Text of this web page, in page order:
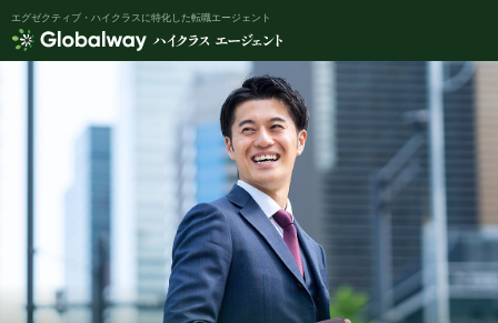
グローバルウェイ ハイクラスエージェント
エグゼクティブ・ハイクラスに特化した転職エージェント